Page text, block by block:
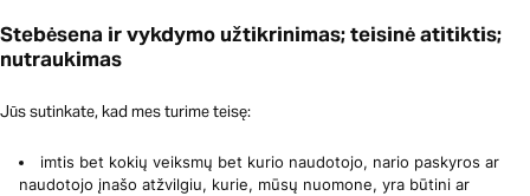
Stebėsena ir vykdymo užtikrinimas; teisinė atitiktis;
nutraukimas
Jūs sutinkate, kad mes turime teisę:
imtis bet kokių veiksmų bet kurio naudotojo, nario paskyros ar
naudotojo įnašo atžvilgiu, kurie, mūsų nuomone, yra būtini ar